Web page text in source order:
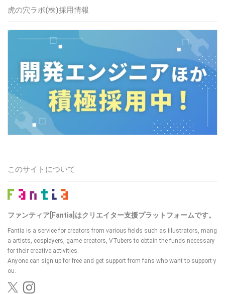
虎の穴ラボ(株)採用情報
このサイトについて
ファンティア[Fantia]はクリエイター支援プラットフォームです。
Fantia is a service for creators from various fields such as illustrators, mang
a artists, cosplayers, game creators, VTubers to obtain the funds necessary
for their creative activities.
Anyone can sign up for free and get support from fans who want to support y
ou.